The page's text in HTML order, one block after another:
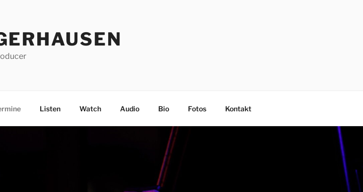
Listen Watch Audio Bio Fotos Kontakt